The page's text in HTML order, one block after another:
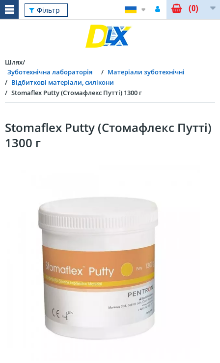
Фільтр (0)
Шлях
Зуботехнічна лабораторія
Матеріали зуботехнічні
Відбиткові матеріали, cилікони
Stomaflex Putty (Стомафлекс Путті) 1300 г
Stomaflex Putty (Стомафлекс Путті)
1300 г